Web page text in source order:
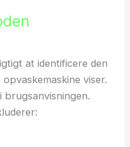
at identificere den
viser.
brugsanvisningen.